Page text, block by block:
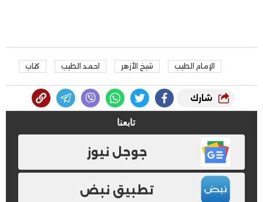
الإمام الطيب شيخ الأزهر احمد الطيب كتاب
شارك
تابعنا
جوجل نيوز
تطبيق نبض